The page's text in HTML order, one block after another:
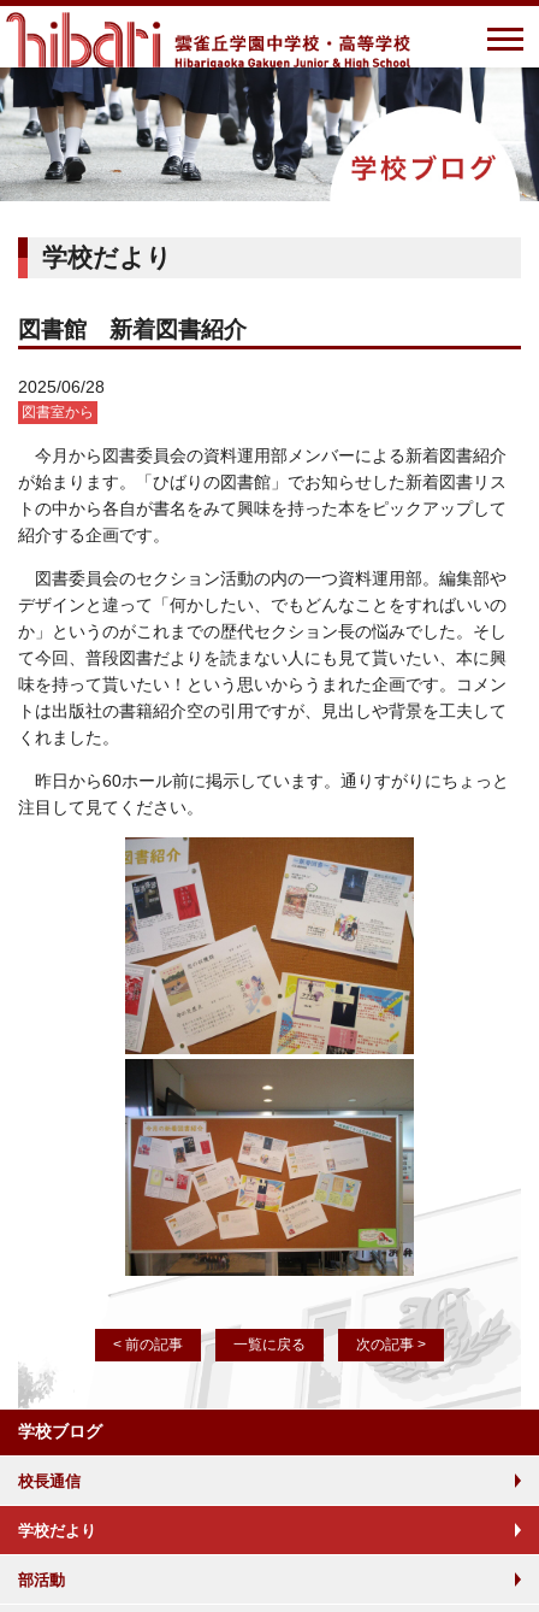
学校だより
図書館 新着図書紹介
2025/06/28
図書室から
今月から図書委員会の資料運用部メンバーによる新着図書紹介
が始まります。「ひばりの図書館」でお知らせした新着図書リス
トの中から各自が書名をみて興味を持った本をピックアップして
紹介する企画です。
図書委員会のセクション活動の内の一つ資料運用部。編集部や
デザインと違って「何かしたい、でもどんなことをすればいいの
か」というのがこれまでの歴代セクション長の悩みでした。そし
て今回、普段図書だよりを読まない人にも見て貰いたい、本に興
味を持って貰いたい！という思いからうまれた企画です。コメン
トは出版社の書籍紹介空の引用ですが、見出しや背景を工夫して
くれました。
昨日から60ホール前に掲示しています。通りすがりにちょっと
注目して見てください。
< 前の記事 一覧に戻る 次の記事 >
学校ブログ
校長通信
学校だより
部活動